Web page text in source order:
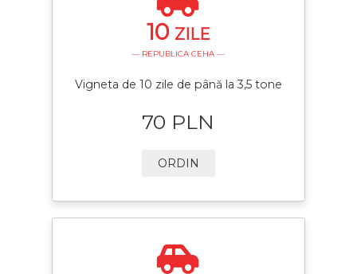
10 ZILE
— REPUBLICA CEHA —
Vigneta de 10 zile de până la 3,5 tone
70 PLN
ORDIN